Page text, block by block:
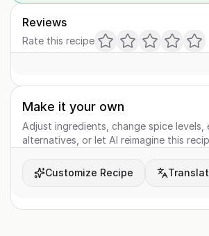
Reviews
Rate this recipe
Make it your own
Adjust ingredients, change spice
alternatives, or let AI reimagine this
Customize Recipe